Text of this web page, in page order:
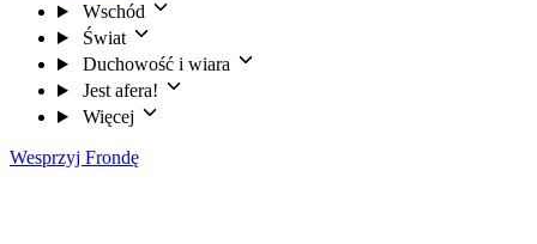
Wschód
Świat
Duchowość i wiara
Jest afera!
Więcej
Wesprzyj Frondę